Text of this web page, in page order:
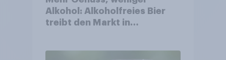
Alkohol: Alkoholfreies Bier
treibt den Markt in